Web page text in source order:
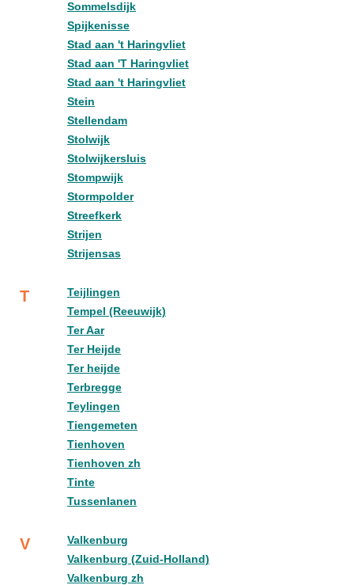
Sommelsdijk
Spijkenisse
Stad aan 't Haringvliet
Stad aan 'T Haringvliet
Stad aan 't Haringvliet
Stein
Stellendam
Stolwijk
Stolwijkersluis
Stompwijk
Stormpolder
Streefkerk
Strijen
Strijensas
T
Teijlingen
Tempel (Reeuwijk)
Ter Aar
Ter Heijde
Ter heijde
Terbregge
Teylingen
Tiengemeten
Tienhoven
Tienhoven zh
Tinte
Tussenlanen
V
Valkenburg
Valkenburg (Zuid-Holland)
Valkenburg zh